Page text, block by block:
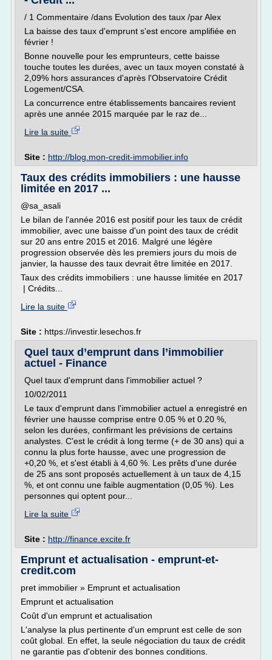
/ 1 Commentaire /dans Evolution des taux /par Alex
La baisse des taux d'emprunt s'est encore amplifiée en
février !
Bonne nouvelle pour les emprunteurs, cette baisse
touche toutes les durées, avec un taux moyen constaté à
2,09% hors assurances d'après l'Observatoire Crédit
Logement/CSA.
La concurrence entre établissements bancaires revient
après une année 2015 marquée par le raz de...
Lire la suite
Site : http://blog.mon-credit-immobilier.info
Taux des crédits immobiliers : une hausse
limitée en 2017 ...
@sa_asali
Le bilan de l'année 2016 est positif pour les taux de crédit
immobilier, avec une baisse d'un point des taux de crédit
sur 20 ans entre 2015 et 2016. Malgré une légère
progression observée dès les premiers jours du mois de
janvier, la hausse des taux devrait être limitée en 2017.
Taux des crédits immobiliers : une hausse limitée en 2017
| Crédits...
Lire la suite
Site : https://investir.lesechos.fr
Quel taux d’emprunt dans l’immobilier
actuel - Finance
Quel taux d'emprunt dans l'immobilier actuel ?
10/02/2011
Le taux d'emprunt dans l'immobilier actuel a enregistré en
février une hausse comprise entre 0.05 % et 0.20 %,
selon les durées, confirmant les prévisions de certains
analystes. C'est le crédit à long terme (+ de 30 ans) qui a
connu la plus forte hausse, avec une progression de
+0,20 %, et s'est établi à 4,60 %. Les prêts d'une durée
de 25 ans sont proposés actuellement à un taux de 4,15
%, et ont connu une faible augmentation (0,05 %). Les
personnes qui optent pour...
Lire la suite
Site : http://finance.excite.fr
Emprunt et actualisation - emprunt-et-
credit.com
pret immobilier » Emprunt et actualisation
Emprunt et actualisation
Coût d'un emprunt et actualisation
L'analyse la plus pertinente d'un emprunt est celle de son
coût global. En effet, la seule négociation du taux de crédit
ne garantie pas d'obtenir des bonnes conditions.